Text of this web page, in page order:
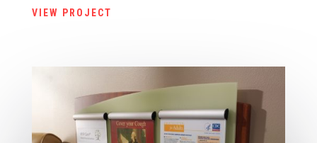
VIEW PROJECT